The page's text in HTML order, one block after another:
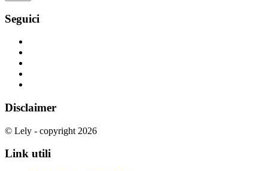
Seguici
Disclaimer
© Lely - copyright 2026
Link utili